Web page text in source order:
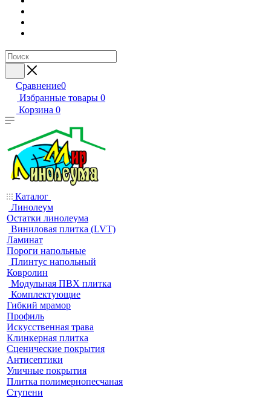
Сравнение0
Избранные товары 0
Корзина 0
Каталог
Линолеум
Остатки линолеума
Виниловая плитка (LVT)
Ламинат
Пороги напольные
Плинтус напольный
Ковролин
Модульная ПВХ плитка
Комплектующие
Гибкий мрамор
Профиль
Искусственная трава
Клинкерная плитка
Сценические покрытия
Антисептики
Уличные покрытия
Плитка полимернопесчаная
Ступени